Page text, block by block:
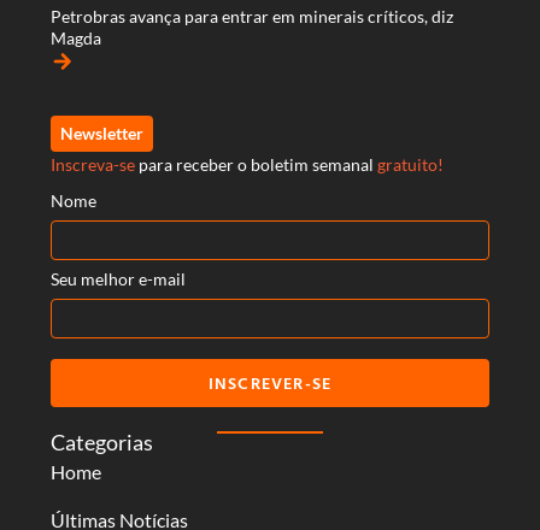
Categorias
Home
Últimas Notícias
Petrobras avança para entrar em minerais críticos, diz
Magda
arrow_forward
Newsletter
Inscreva-se para receber o boletim semanal gratuito!
Nome
Seu melhor e-mail
INSCREVER-SE